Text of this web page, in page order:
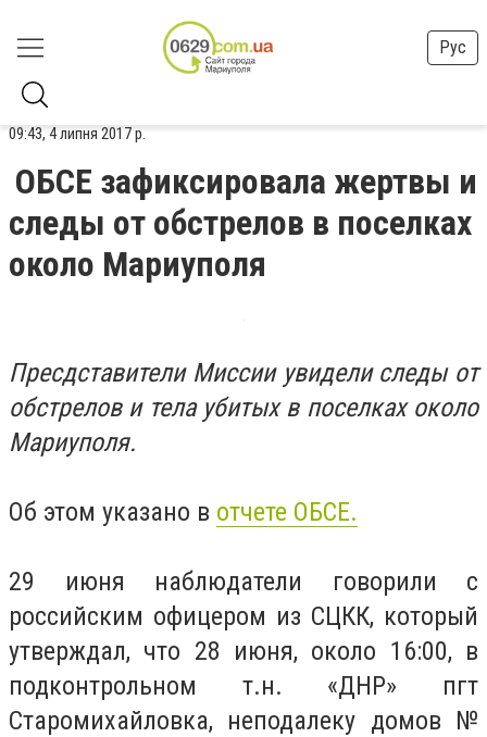
Рус
09:43, 4 липня 2017 р.
ОБСЕ зафиксировала жертвы и
следы от обстрелов в поселках
около Мариуполя
Пресдставители Миссии увидели следы от
обстрелов и тела убитых в поселках около
Мариуполя.
Об этом указано в отчете ОБСЕ.
29 июня наблюдатели говорили с
российским офицером из СЦКК, который
утверждал, что 28 июня, около 16:00, в
подконтрольном т.н. «ДНР» пгт
Старомихайловка, неподалеку домов №